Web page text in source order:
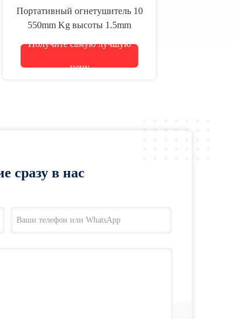
Портативный огнетушитель 10
550mm Kg высоты 1.5mm
Получите самую лучшую
цену
сразу в нас